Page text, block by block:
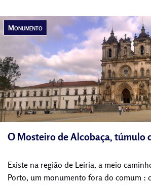
O Mosteiro de Alcobaça, túmulo
Existe na região de Leiria, a meio
Porto, um monumento fora do comum :
Monumento